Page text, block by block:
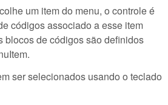
um item do menu, o controle é
códigos associado a esse item
blocos de códigos são definidos
ser selecionados usando o teclado